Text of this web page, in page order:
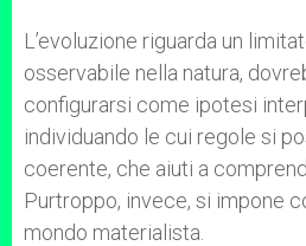
L’evoluzione riguarda un
osservabile nella natura,
configurarsi come ipotesi
individuando le cui regole si
coerente, che aiuti a
Purtroppo, invece, si impone
mondo materialista.